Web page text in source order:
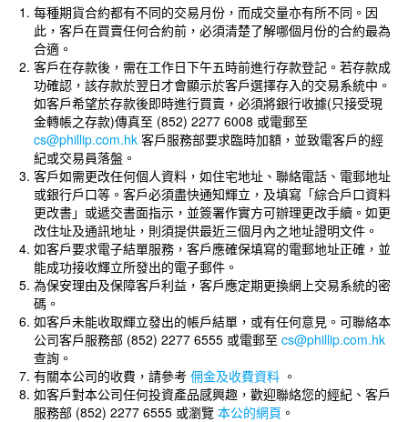
每種期貨合約都有不同的交易月份，而成交量亦有所不同。因
此，客戶在買賣任何合約前，必須清楚了解哪個月份的合約最為
合適。
客戶在存款後，需在工作日下午五時前進行存款登記。若存款成
功確認，該存款於翌日才會顯示於客戶選擇存入的交易系統中。
如客戶希望於存款後即時進行買賣，必須將銀行收據(只接受現
金轉帳之存款)傳真至 (852) 2277 6008 或電郵至
cs@phillip.com.hk 客戶服務部要求臨時加額，並致電客戶的經
紀或交易員落盤。
客戶如需更改任何個人資料，如住宅地址、聯絡電話、電郵地址
或銀行戶口等。客戶必須盡快通知輝立，及填寫「綜合戶口資料
更改書」或遞交書面指示，並簽署作實方可辦理更改手續。如更
改住址及通訊地址，則須提供最近三個月內之地址證明文件。
如客戶要求電子結單服務，客戶應確保填寫的電郵地址正確，並
能成功接收輝立所發出的電子郵件。
為保安理由及保障客戶利益，客戶應定期更換網上交易系統的密
碼。
如客戶未能收取輝立發出的帳戶結單，或有任何意見。可聯絡本
公司客戶服務部 (852) 2277 6555 或電郵至 cs@phillip.com.hk
查詢。
有關本公司的收費，請參考 佣金及收費資料 。
如客戶對本公司任何投資產品感興趣，歡迎聯絡您的經紀、客戶
服務部 (852) 2277 6555 或瀏覽 本公的網頁 。